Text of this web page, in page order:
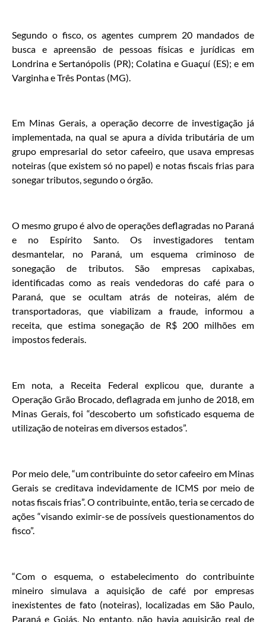
Segundo o fisco, os agentes cumprem 20 mandados de
busca e apreensão de pessoas físicas e jurídicas em
Londrina e Sertanópolis (PR); Colatina e Guaçuí (ES); e em
Varginha e Três Pontas (MG).
Em Minas Gerais, a operação decorre de investigação já
implementada, na qual se apura a dívida tributária de um
grupo empresarial do setor cafeeiro, que usava empresas
noteiras (que existem só no papel) e notas fiscais frias para
sonegar tributos, segundo o órgão.
O mesmo grupo é alvo de operações deflagradas no Paraná
e no Espírito Santo. Os investigadores tentam
desmantelar, no Paraná, um esquema criminoso de
sonegação de tributos. São empresas capixabas,
identificadas como as reais vendedoras do café para o
Paraná, que se ocultam atrás de noteiras, além de
transportadoras, que viabilizam a fraude, informou a
receita, que estima sonegação de R$ 200 milhões em
impostos federais.
Em nota, a Receita Federal explicou que, durante a
Operação Grão Brocado, deflagrada em junho de 2018, em
Minas Gerais, foi “descoberto um sofisticado esquema de
utilização de noteiras em diversos estados”.
Por meio dele, “um contribuinte do setor cafeeiro em Minas
Gerais se creditava indevidamente de ICMS por meio de
notas fiscais frias”. O contribuinte, então, teria se cercado de
ações “visando eximir-se de possíveis questionamentos do
fisco”.
“Com o esquema, o estabelecimento do contribuinte
mineiro simulava a aquisição de café por empresas
inexistentes de fato (noteiras), localizadas em São Paulo,
Paraná e Goiás. No entanto, não havia aquisição real de